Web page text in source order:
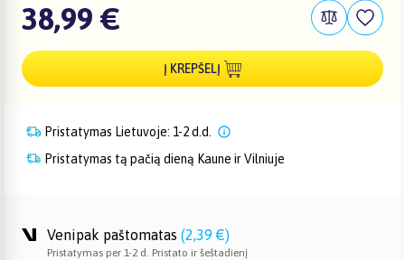
38,99 €
Į KREPŠELĮ
Pristatymas Lietuvoje: 1-2 d.d.
Pristatymas tą pačią dieną Kaune ir Vilniuje
Venipak paštomatas (2,39 €)
Pristatymas per 1-2 d. Pristato ir šeštadienį